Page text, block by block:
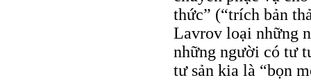
thức” (“trích bản
Lavrov loại những
những người có tư
tư sản kia là “bọn